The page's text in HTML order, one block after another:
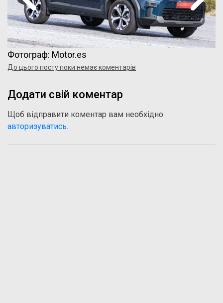
Фотограф: Motor.es
До цього посту поки немає коментарів
Додати свій коментар
Щоб відправити коментар вам необхідно
авторизуватись.